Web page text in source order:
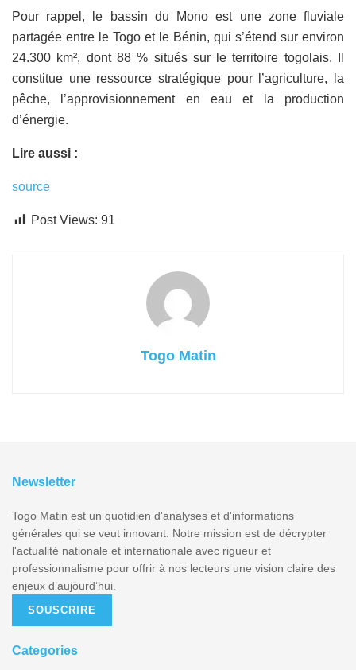
Pour rappel, le bassin du Mono est une zone fluviale
partagée entre le Togo et le Bénin, qui s’étend sur environ
24.300 km², dont 88 % situés sur le territoire togolais. Il
constitue une ressource stratégique pour l’agriculture, la
pêche, l’approvisionnement en eau et la production
d’énergie.
Lire aussi :
source
Post Views: 91
Togo Matin
Newsletter
Togo Matin est un quotidien d'analyses et d'informations
générales qui se veut innovant. Notre mission est de décrypter
l'actualité nationale et internationale avec rigueur et
professionnalisme pour offrir à nos lecteurs une vision claire des
enjeux d’aujourd’hui.
SOUSCRIRE
Categories